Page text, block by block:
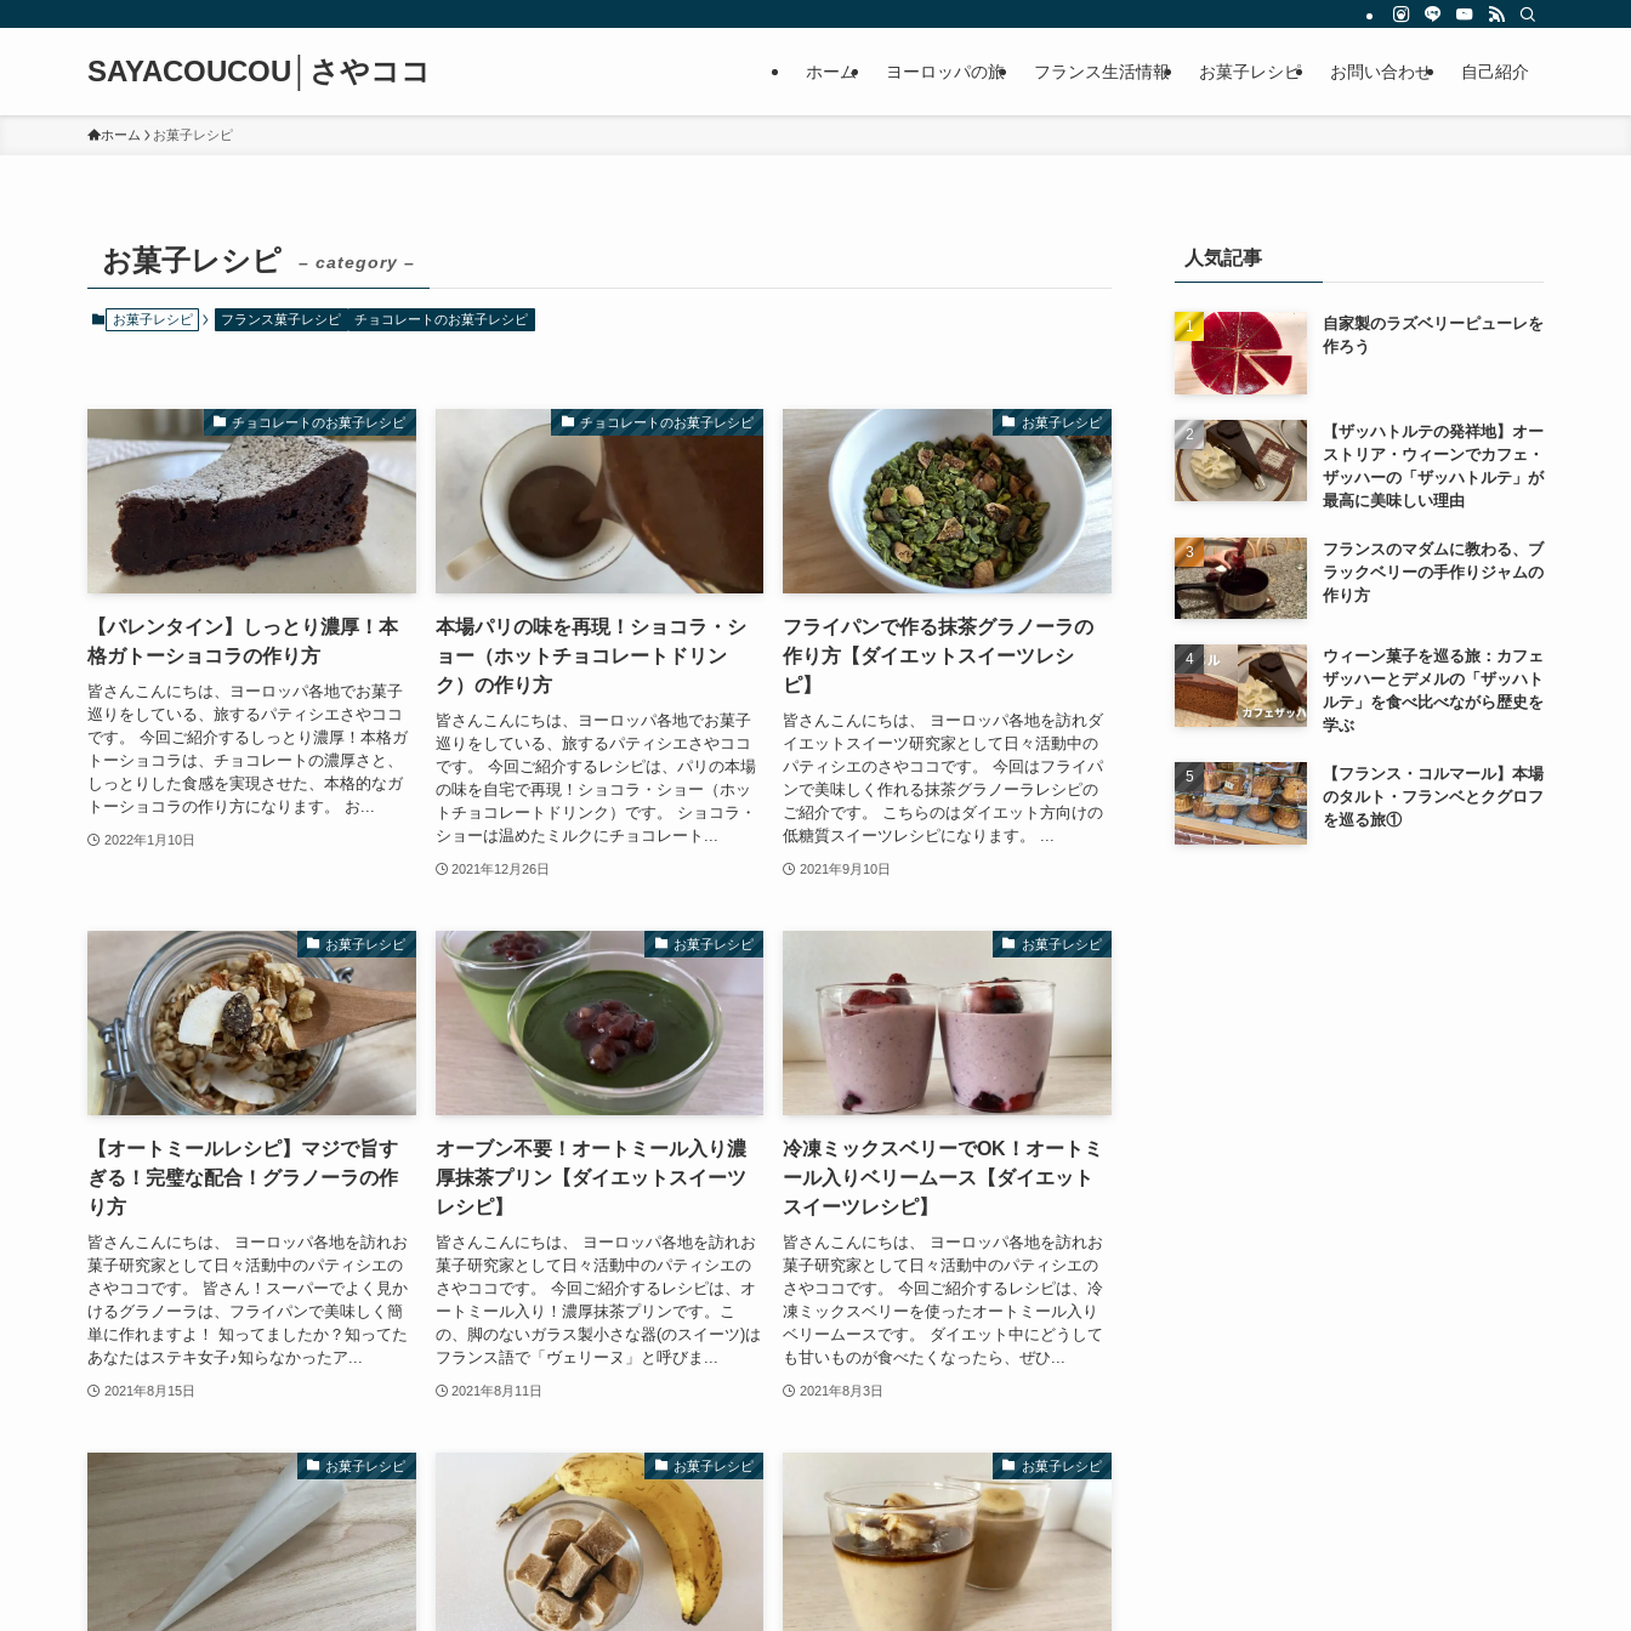
SAYACOUCOU│さやココ ホーム ヨーロッパの旅 フランス生活情報 お菓子レシピ お問い合わせ 自己紹介
ホーム お菓子レシピ
お菓子レシピ – category –
お菓子レシピ フランス菓子レシピ チョコレートのお菓子レシピ
チョコレートのお菓子レシピ
【バレンタイン】しっとり濃厚！本
格ガトーショコラの作り方
皆さんこんにちは、ヨーロッパ各地でお菓子
巡りをしている、旅するパティシエさやココ
です。 今回ご紹介するしっとり濃厚！本格ガ
トーショコラは、チョコレートの濃厚さと、
しっとりした食感を実現させた、本格的なガ
トーショコラの作り方になります。 お...
2022年1月10日
チョコレートのお菓子レシピ
本場パリの味を再現！ショコラ・シ
ョー（ホットチョコレートドリン
ク）の作り方
皆さんこんにちは、ヨーロッパ各地でお菓子
巡りをしている、旅するパティシエさやココ
です。 今回ご紹介するレシピは、パリの本場
の味を自宅で再現！ショコラ・ショー（ホッ
トチョコレートドリンク）です。 ショコラ・
ショーは温めたミルクにチョコレート...
2021年12月26日
お菓子レシピ
フライパンで作る抹茶グラノーラの
作り方【ダイエットスイーツレシ
ピ】
皆さんこんにちは、 ヨーロッパ各地を訪れダ
イエットスイーツ研究家として日々活動中の
パティシエのさやココです。 今回はフライパ
ンで美味しく作れる抹茶グラノーラレシピの
ご紹介です。 こちらのはダイエット方向けの
低糖質スイーツレシピになります。 ...
2021年9月10日
お菓子レシピ
【オートミールレシピ】マジで旨す
ぎる！完璧な配合！グラノーラの作
り方
皆さんこんにちは、 ヨーロッパ各地を訪れお
菓子研究家として日々活動中のパティシエの
さやココです。 皆さん！スーパーでよく見か
けるグラノーラは、フライパンで美味しく簡
単に作れますよ！ 知ってましたか？知ってた
あなたはステキ女子♪知らなかったア...
2021年8月15日
お菓子レシピ
オーブン不要！オートミール入り濃
厚抹茶プリン【ダイエットスイーツ
レシピ】
皆さんこんにちは、 ヨーロッパ各地を訪れお
菓子研究家として日々活動中のパティシエの
さやココです。 今回ご紹介するレシピは、オ
ートミール入り！濃厚抹茶プリンです。こ
の、脚のないガラス製小さな器(のスイーツ)は
フランス語で「ヴェリーヌ」と呼びま...
2021年8月11日
お菓子レシピ
冷凍ミックスベリーでOK！オートミ
ール入りベリームース【ダイエット
スイーツレシピ】
皆さんこんにちは、 ヨーロッパ各地を訪れお
菓子研究家として日々活動中のパティシエの
さやココです。 今回ご紹介するレシピは、冷
凍ミックスベリーを使ったオートミール入り
ベリームースです。 ダイエット中にどうして
も甘いものが食べたくなったら、ぜひ...
2021年8月3日
お菓子レシピ お菓子レシピ お菓子レシピ
人気記事
自家製のラズベリーピューレを
作ろう
【ザッハトルテの発祥地】オー
ストリア・ウィーンでカフェ・
ザッハーの「ザッハトルテ」が
最高に美味しい理由
フランスのマダムに教わる、ブ
ラックベリーの手作りジャムの
作り方
ウィーン菓子を巡る旅：カフェ
ザッハーとデメルの「ザッハト
ルテ」を食べ比べながら歴史を
学ぶ
【フランス・コルマール】本場
のタルト・フランベとクグロフ
を巡る旅①